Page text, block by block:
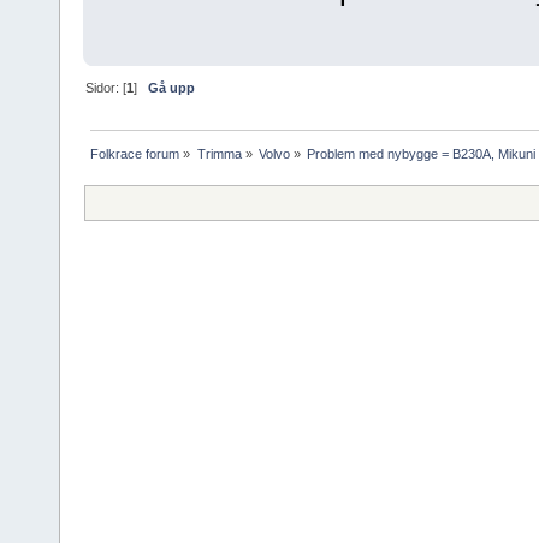
Sidor: [1]Gå upp
Folkrace forum » Trimma» Volvo» Problem med nybygge = B230A,